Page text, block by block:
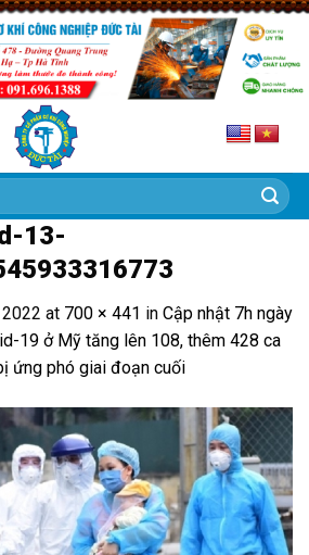
13-
2022 at 700 × 441 in Cập nhật 7h ngày
19 ở Mỹ tăng lên 108, thêm 428 ca
ứng phó giai đoạn cuối